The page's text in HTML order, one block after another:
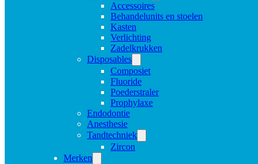
Accessoires
Behandelunits en stoelen
Kasten
Verlichting
Zadelkrukken
Disposables
Composiet
Fluoride
Poederstraler
Prophylaxe
Endodontie
Anesthesie
Tandtechniek
Zircon
Merken